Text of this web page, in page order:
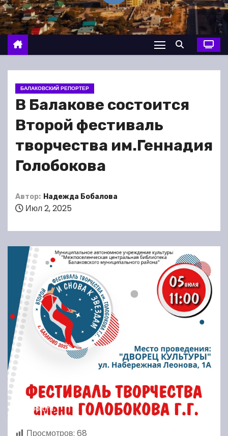
о
м
у
БАЛАКОВСКИЙ РЕПОРТЕР
В Балакове состоится
Второй фестиваль
творчества им.Геннадия
Голобокова
Автор: Надежда Бобалова
Июл 2, 2025
Просмотров: 68